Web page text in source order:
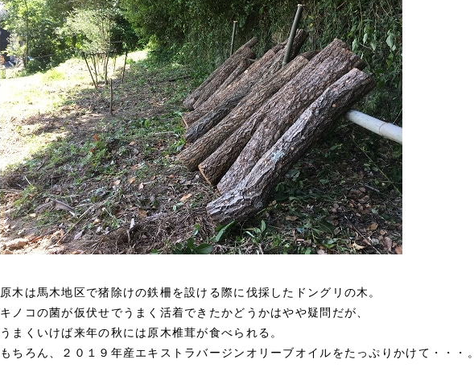
原木は馬木地区で猪除けの鉄柵を設ける際に伐採したドングリの木。
キノコの菌が仮伏せでうまく活着できたかどうかはやや疑問だが、
うまくいけば来年の秋には原木椎茸が食べられる。
もちろん、２０１９年産エキストラバージンオリーブオイルをたっぷりかけて・・・。